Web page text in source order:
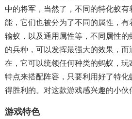
中的将军，当然了，不同的特化蚁
能，它们也被分为了不同的属性，有
输蚁，以及通用属性等，不同属性的
的兵种，可以发挥最强大的效果，
在，它可以统领任何种类的蚂蚁，玩
特点来搭配阵容，只要利用好了特
得胜利的。对这款游戏感兴趣的小伙
游戏特色